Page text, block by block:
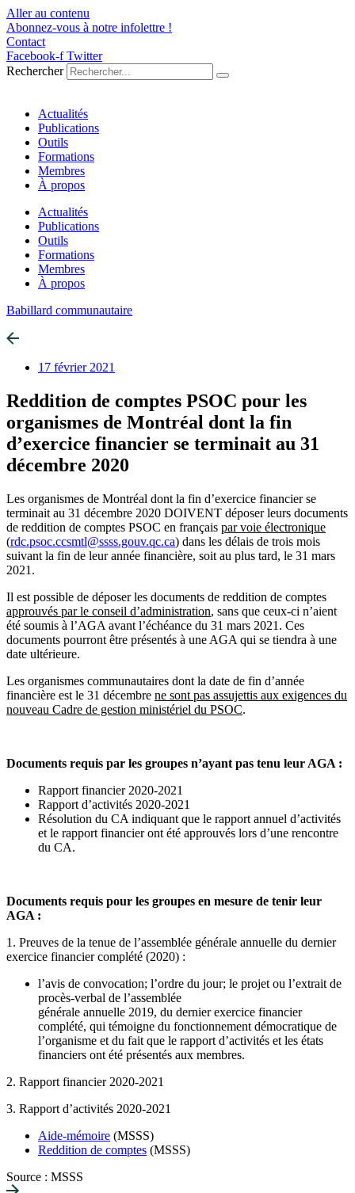
Aller au contenu
Abonnez-vous à notre infolettre !
Contact
Facebook-f Twitter
Rechercher
Actualités
Publications
Outils
Formations
Membres
À propos
Actualités
Publications
Outils
Formations
Membres
À propos
Babillard communautaire
17 février 2021
Reddition de comptes PSOC pour les
organismes de Montréal dont la fin
d’exercice financier se terminait au 31
décembre 2020
Les organismes de Montréal dont la fin d’exercice financier se
terminait au 31 décembre 2020 DOIVENT déposer leurs documents
de reddition de comptes PSOC en français par voie électronique
(rdc.psoc.ccsmtl@ssss.gouv.qc.ca) dans les délais de trois mois
suivant la fin de leur année financière, soit au plus tard, le 31 mars
2021.
Il est possible de déposer les documents de reddition de comptes
approuvés par le conseil d’administration, sans que ceux-ci n’aient
été soumis à l’AGA avant l’échéance du 31 mars 2021. Ces
documents pourront être présentés à une AGA qui se tiendra à une
date ultérieure.
Les organismes communautaires dont la date de fin d’année
financière est le 31 décembre ne sont pas assujettis aux exigences du
nouveau Cadre de gestion ministériel du PSOC.
Documents requis par les groupes n’ayant pas tenu leur AGA :
Rapport financier 2020-2021
Rapport d’activités 2020-2021
Résolution du CA indiquant que le rapport annuel d’activités
et le rapport financier ont été approuvés lors d’une rencontre
du CA.
Documents requis pour les groupes en mesure de tenir leur
AGA :
1. Preuves de la tenue de l’assemblée générale annuelle du dernier
exercice financier complété (2020) :
l’avis de convocation; l’ordre du jour; le projet ou l’extrait de
procès-verbal de l’assemblée
générale annuelle 2019, du dernier exercice financier
complété, qui témoigne du fonctionnement démocratique de
l’organisme et du fait que le rapport d’activités et les états
financiers ont été présentés aux membres.
2. Rapport financier 2020-2021
3. Rapport d’activités 2020-2021
Aide-mémoire (MSSS)
Reddition de comptes (MSSS)
Source : MSSS